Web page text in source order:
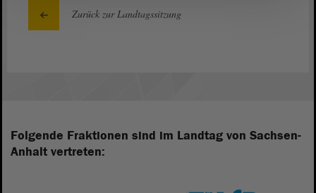
Zurück zur Landtagssitzung
Folgende Fraktionen sind im Landtag von Sachsen-
Anhalt vertreten: